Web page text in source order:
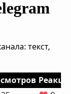
текст,